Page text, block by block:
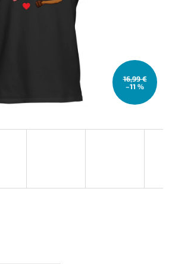
16,99 €
–11 %